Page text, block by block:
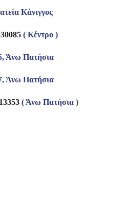
Κάνιγγος
( Κέντρο )
Άνω Πατήσια
Άνω Πατήσια
( Άνω Πατήσια )